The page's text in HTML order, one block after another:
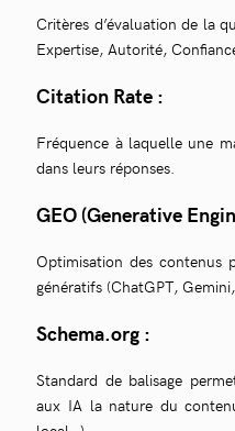
Critères d’évaluation de la
Expertise, Autorité,
Citation Rate :
Fréquence à laquelle une
dans leurs réponses.
GEO (Generative
Optimisation des contenus
génératifs (ChatGPT,
Schema.org :
Standard de balisage
aux IA la nature du